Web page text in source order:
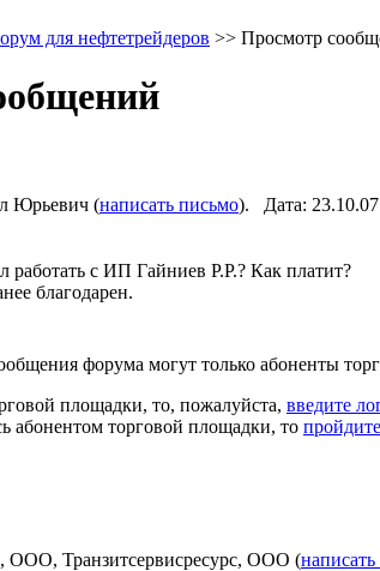
для нефтетрейдеров >> Просмотр
Юрьевич (написать письмо). Дата:
работать с ИП Гайниев Р.Р.? Как платит?
благодарен.
форума могут только абоненты
площадки, то, пожалуйста, введите
абонентом торговой площадки, то
ООО, Транзитсервисресурс, ООО (